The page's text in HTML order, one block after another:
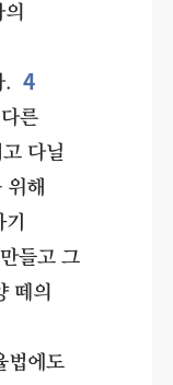
. 4
른
다닐
위해
들고 그
떼의
법에도